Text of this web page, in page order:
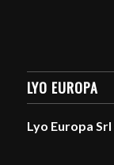
LYO EUROPA
Lyo Europa Srl